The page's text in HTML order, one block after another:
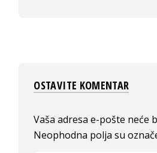
OSTAVITE KOMENTAR
Vaša adresa e-pošte neće
Neophodna polja su